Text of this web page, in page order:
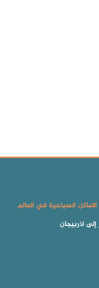
السياحية في العالم
اذربيجان